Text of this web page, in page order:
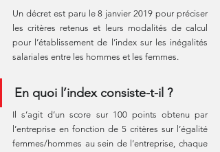
Un décret est paru le 8 janvier 2019 pour préciser
les critères retenus et leurs modalités de calcul
pour l’établissement de l’index sur les inégalités
salariales entre les hommes et les femmes.
En quoi l’index consiste-t-il ?
Il s’agit d’un score sur 100 points obtenu par
l’entreprise en fonction de 5 critères sur l’égalité
femmes/hommes au sein de l’entreprise, chaque